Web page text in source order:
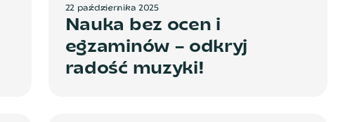
22 października 2025
Nauka bez ocen i
egzaminów – odkryj
radość muzyki!